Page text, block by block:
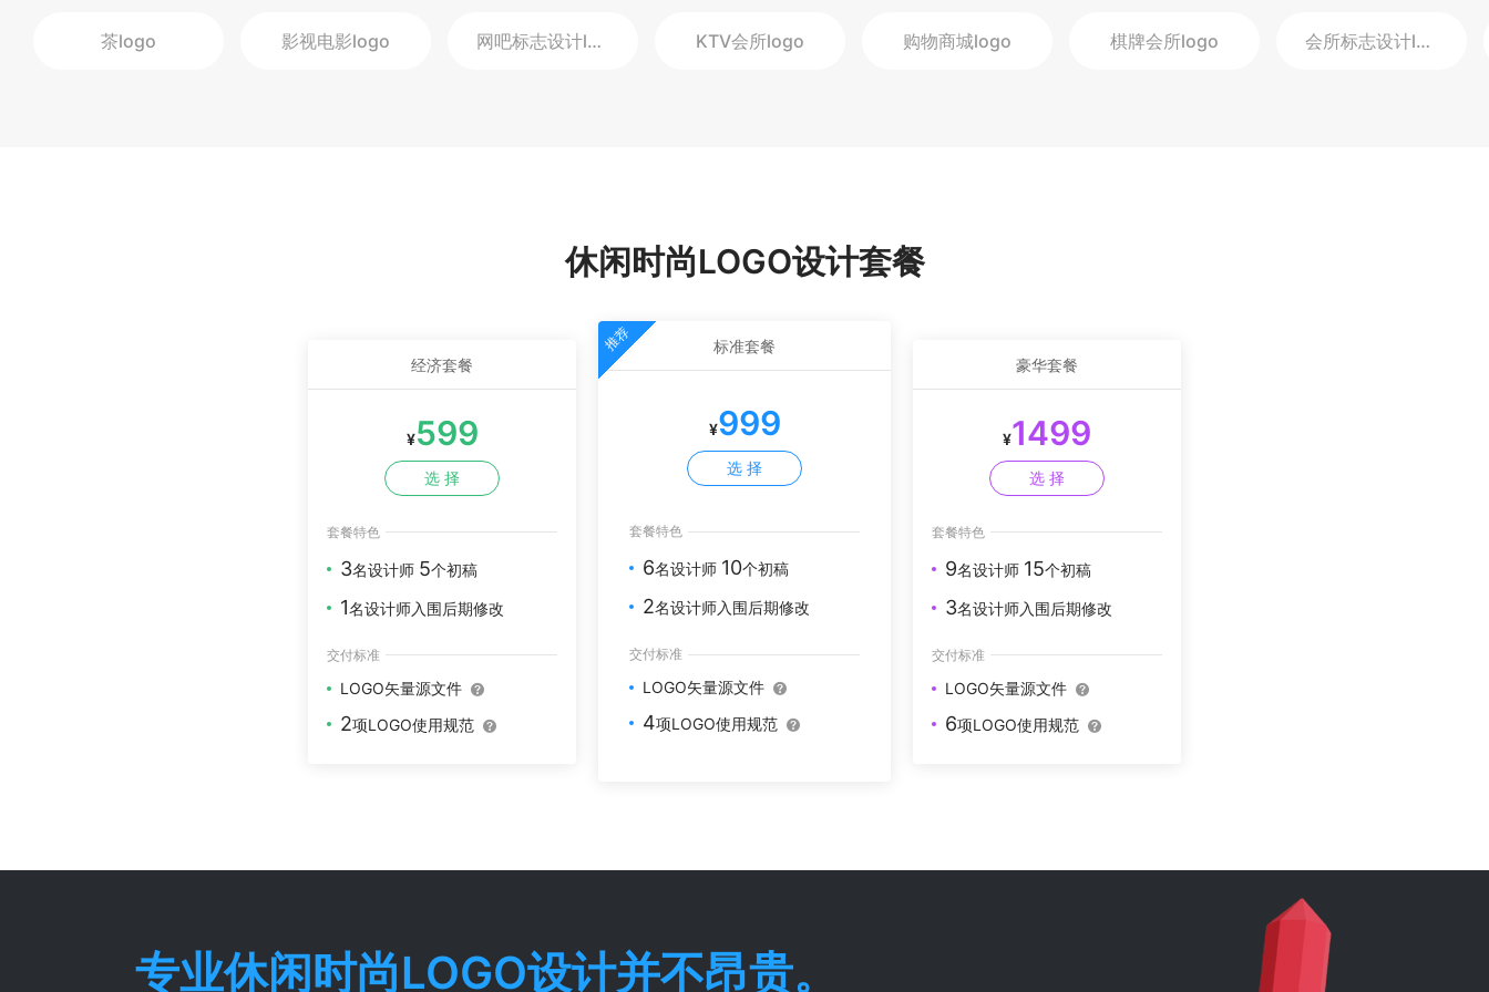
茶logo 影视电影logo 网吧标志设计logo KTV会所logo 购物商城logo 棋牌会所logo 会所标志设计logo
休闲时尚LOGO设计套餐
经济套餐
¥599
选 择
套餐特色
3名设计师 5个初稿
1名设计师入围后期修改
交付标准
LOGO矢量源文件
2项LOGO使用规范
推荐 标准套餐
¥999
选 择
套餐特色
6名设计师 10个初稿
2名设计师入围后期修改
交付标准
LOGO矢量源文件
4项LOGO使用规范
豪华套餐
¥1499
选 择
套餐特色
9名设计师 15个初稿
3名设计师入围后期修改
交付标准
LOGO矢量源文件
6项LOGO使用规范
专业休闲时尚LOGO设计并不昂贵。